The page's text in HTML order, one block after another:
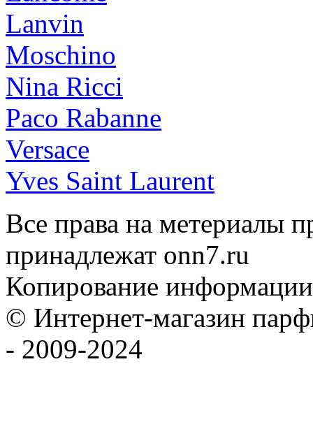
Lanvin
Moschino
Nina Ricci
Paco Rabanne
Versace
Yves Saint Laurent
Все права на метериалы
принадлежат onn7.ru
Копирование
© Интернет-магазин
- 2009-2024